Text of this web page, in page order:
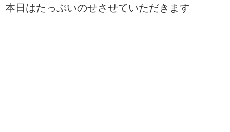
本日はたっぷいのせさせていただきます